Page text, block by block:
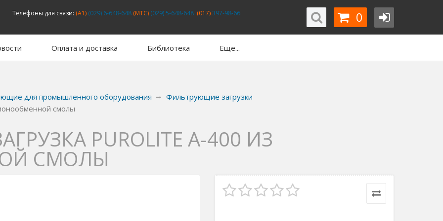
Телефоны для связи: (A1)(029) 6-648-648(MTC)(029) 5-648-648 (017)397-98-66 0
Оплата и доставка Библиотека Еще...
для промышленного оборудования
Фильтрующие загрузки
смолы
PUROLITE A-400 ИЗ
СМОЛЫ